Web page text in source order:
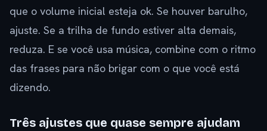
que o volume inicial esteja ok. Se houver barulho,
ajuste. Se a trilha de fundo estiver alta demais,
reduza. E se você usa música, combine com o ritmo
das frases para não brigar com o que você está
dizendo.
Três ajustes que quase sempre ajudam